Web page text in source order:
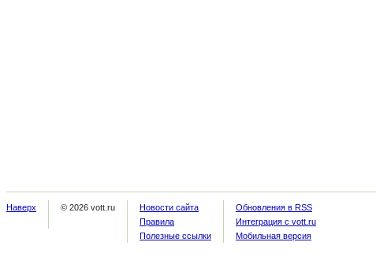
Наверх © 2026 vott.ru
Новости сайта
Правила
Полезные ссылки
Обновления в RSS
Интеграция с vott.ru
Мобильная версия